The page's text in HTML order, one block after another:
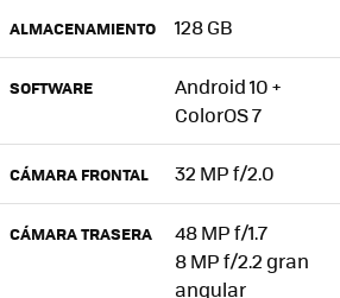
ALMACENAMIENTO 128 GB
SOFTWARE
Android 10 +
ColorOS 7
CÁMARA FRONTAL 32 MP f/2.0
CÁMARA TRASERA
48 MP f/1.7
8 MP f/2.2 gran
angular